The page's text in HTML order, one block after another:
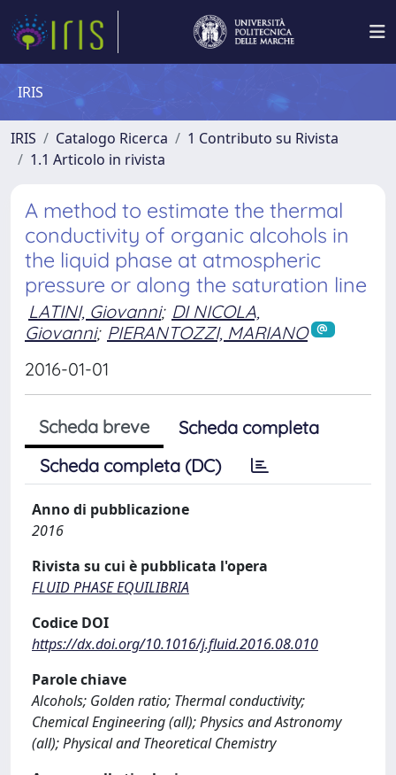
IRIS
IRIS Catalogo Ricerca
1 Contributo su Rivista
1.1 Articolo in rivista
A method to estimate the thermal
conductivity of organic alcohols in
the liquid phase at atmospheric
pressure or along the saturation line
LATINI, Giovanni; DI NICOLA,
Giovanni; PIERANTOZZI, MARIANO
2016-01-01
Scheda breve
Scheda completa
Scheda completa (DC)
Anno di pubblicazione
2016
Rivista su cui è pubblicata l'opera
FLUID PHASE EQUILIBRIA
Codice DOI
https://dx.doi.org/10.1016/j.fluid.2016.08.010
Parole chiave
Alcohols; Golden ratio; Thermal conductivity;
Chemical Engineering (all); Physics and Astronomy
(all); Physical and Theoretical Chemistry